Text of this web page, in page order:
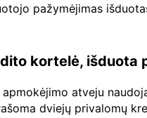
pažymėjimas
kortelė, išduota
apmokėjimo atveju
dviejų privalomų